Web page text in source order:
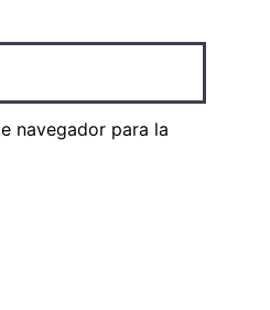
navegador para la